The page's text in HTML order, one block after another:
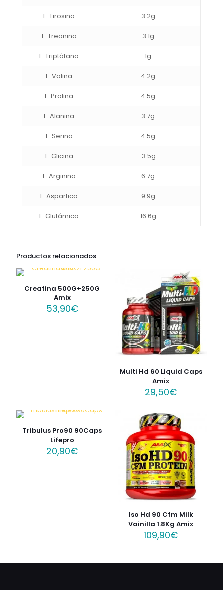
L-Tirosina 3.2g
L-Treonina 3.1g
L-Triptófano 1g
L-Valina 4.2g
L-Prolina 4.5g
L-Alanina 3.7g
L-Serina 4.5g
L-Glicina .3.5g
L-Arginina 6.7g
L-Aspartico 9.9g
L-Glutámico 16.6g
Productos relacionados
Creatina 500G+250G
Amix
53,90€
Multi Hd 60 Liquid Caps
Amix
29,50€
Tribulus Pro90 90Caps
Lifepro
20,90€
Iso Hd 90 Cfm Milk
Vainilla 1.8Kg Amix
109,90€